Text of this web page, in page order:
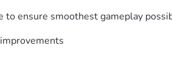
to ensure smoothest gameplay